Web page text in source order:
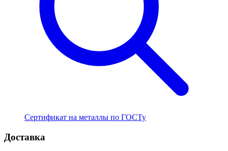
Сертификат на металлы по ГОСТу
Доставка